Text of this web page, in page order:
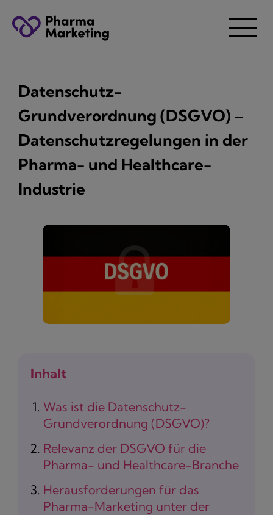
Datenschutz-
Grundverordnung (DSGVO) –
Datenschutzregelungen in der
Pharma- und Healthcare-
Industrie
Inhalt
Was ist die Datenschutz-
Grundverordnung (DSGVO)?
Relevanz der DSGVO für die
Pharma- und Healthcare-Branche
Herausforderungen für das
Pharma-Marketing unter der